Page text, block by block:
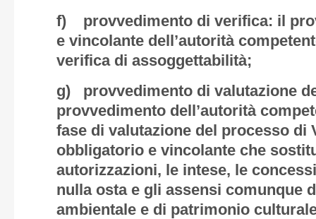
f) provvedimento di verifica: il
e vincolante dell’autorità
verifica di assoggettabilità;
g) provvedimento di valutazione
provvedimento dell’autorità
fase di valutazione del processo di
obbligatorio e vincolante che
autorizzazioni, le intese, le
nulla osta e gli assensi comunque
ambientale e di patrimonio